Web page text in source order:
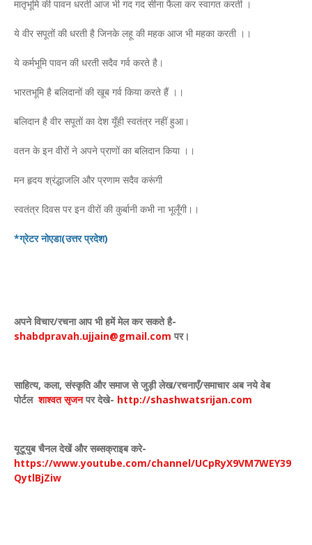
मातृभूमि की पावन धरती आज भी गद गद सीना फैला कर स्वागत करती ।
ये वीर सपूतों की धरती है जिनके लहू की महक आज भी महका करती ।।
ये कर्मभूमि पावन की धरती सदैव गर्व करते है।
भारतभूमि है बलिदानों की खूब गर्व किया करते हैं ।।
बलिदान है वीर सपूतों का देश यूँही स्वतंत्र नहीं हुआ।
वतन के इन वीरों ने अपने प्राणों का बलिदान किया ।।
मन हृदय श्रंद्धाजलि और प्रणाम सदैव करूंगी
स्वतंत्र दिवस पर इन वीरों की कुर्बानी कभी ना भूलूँगी।।
*ग्रेटर नोएडा(उत्तर प्रदेश)
अपने विचार/रचना आप भी हमें मेल कर सकते है-
shabdpravah.ujjain@gmail.com पर।
साहित्य, कला, संस्कृति और समाज से जुड़ी लेख/रचनाएँ/समाचार अब नये वेब
पोर्टल शाश्वत सृजन पर देखे- http://shashwatsrijan.com
यूटूयुब चैनल देखें और सब्सक्राइब करे-
https://www.youtube.com/channel/UCpRyX9VM7WEY39
QytlBjZiw